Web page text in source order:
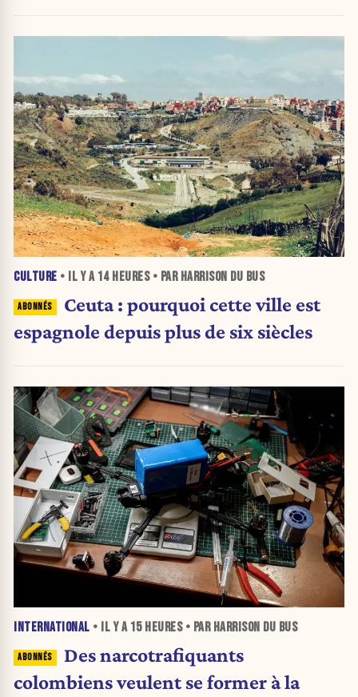
CULTURE • IL Y A 14 HEURES• PAR HARRISON DU BUS
Ceuta : pourquoi cette ville est
espagnole depuis plus de six siècles
INTERNATIONAL • IL Y A 15 HEURES• PAR HARRISON DU BUS
Des narcotrafiquants
colombiens veulent se former à la